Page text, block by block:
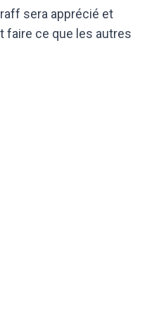
sera apprécié et
faire ce que les autres